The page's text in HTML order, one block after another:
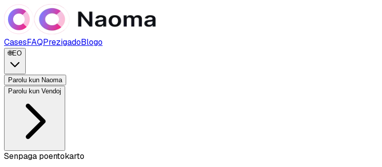
CasesFAQPrezigadoBlogo
🌐EO
Parolu kun Naoma
Parolu kun Vendoj
Senpaga poentokarto